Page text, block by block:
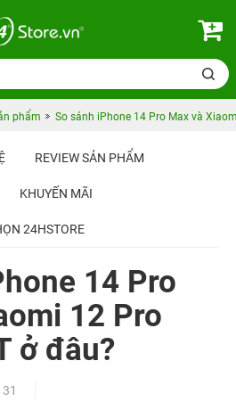
phẩm So sánh iPhone 14 Pro Max và
REVIEW SẢN PHẨM
KHUYẾN MÃI
24HSTORE
14 Pro
12 Pro
ở đâu?